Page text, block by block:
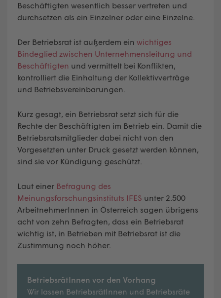
Beschäftigten wesentlich besser vertreten und
durchsetzen als ein Einzelner oder eine Einzelne.
Der Betriebsrat ist außerdem ein wichtiges
Bindeglied zwischen Unternehmensleitung und
Beschäftigten und vermittelt bei Konflikten,
kontrolliert die Einhaltung der Kollektivverträge
und Betriebsvereinbarungen.
Kurz gesagt, ein Betriebsrat setzt sich für die
Rechte der Beschäftigten im Betrieb ein. Damit die
Betriebsratsmitglieder dabei nicht von den
Vorgesetzten unter Druck gesetzt werden können,
sind sie vor Kündigung geschützt.
Laut einer Befragung des
Meinungsforschungsinstituts IFES unter 2.500
ArbeitnehmerInnen in Österreich sagen übrigens
acht von zehn Befragten, dass ein Betriebsrat
wichtig ist, in Betrieben mit Betriebsrat ist die
Zustimmung noch höher.
BetriebsrätInnen vor den Vorhang
Wir lassen BetriebsrätInnen und Betriebsräte